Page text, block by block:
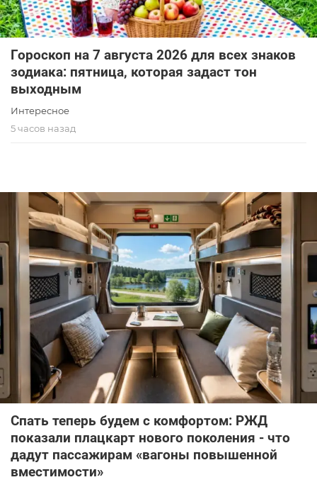
Гороскоп на 7 августа 2026 для всех знаков
зодиака: пятница, которая задаст тон
выходным
Интересное
5 часов назад
Спать теперь будем с комфортом: РЖД
показали плацкарт нового поколения - что
дадут пассажирам «вагоны повышенной
вместимости»